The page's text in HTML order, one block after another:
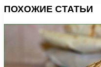
ПОХОЖИЕ СТАТЬИ